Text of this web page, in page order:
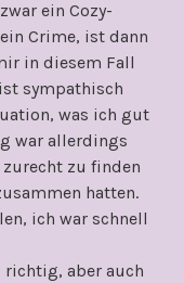
ein Cozy-
Crime, ist dann
in diesem Fall
sympathisch
was ich gut
war allerdings
zu finden
hatten.
ich war schnell
richtig, aber auch